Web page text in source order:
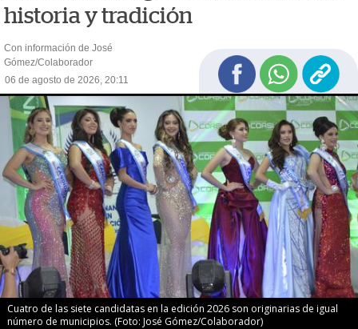
historia y tradición
Con información de José
Gómez/Colaborador
06 de agosto de 2026, 20:11
Cuatro de las siete candidatas en la edición 2026 son originarias de igual
número de municipios. (Foto: José Gómez/Colaborador)